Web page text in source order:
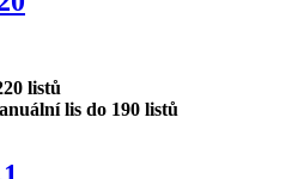
listů
lis do 190 listů